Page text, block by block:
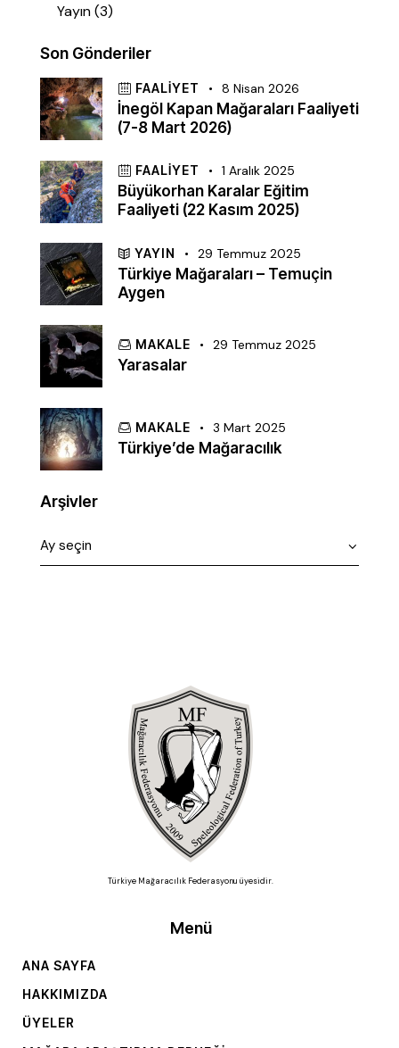
Yayın(3)
Son Gönderiler
FAALIYET 8 Nisan 2026
İnegöl Kapan Mağaraları Faaliyeti
(7-8 Mart 2026)
FAALIYET 1 Aralık 2025
Büyükorhan Karalar Eğitim
Faaliyeti (22 Kasım 2025)
YAYIN 29 Temmuz 2025
Türkiye Mağaraları – Temuçin
Aygen
MAKALE 29 Temmuz 2025
Yarasalar
MAKALE 3 Mart 2025
Türkiye’de Mağaracılık
Arşivler
Türkiye Mağaracılık Federasyonu üyesidir.
Menü
ANA SAYFA
HAKKIMIZDA
ÜYELER